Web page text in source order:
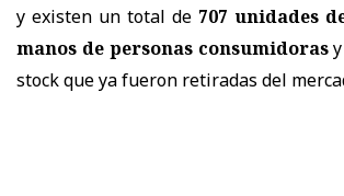
y existen un total de 707 unidades
manos de personas consumidorasy
stock que ya fueron retiradas del